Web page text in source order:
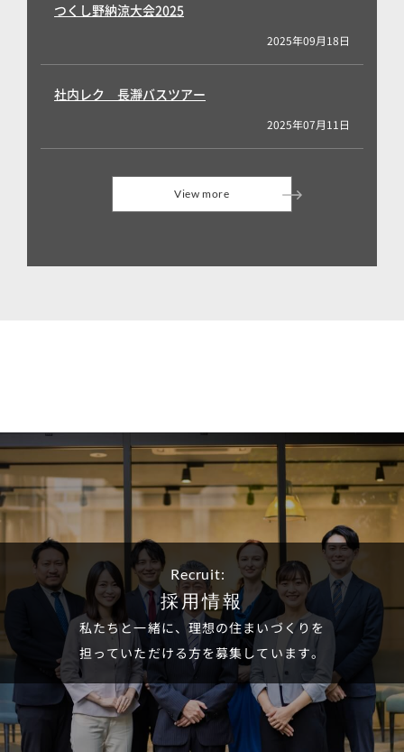
つくし野納涼大会2025
2025年09月18日
社内レク 長瀞バスツアー
2025年07月11日
View more
Recruit:
採用情報
私たちと一緒に、理想の住まいづくりを
担っていただける方を募集しています。